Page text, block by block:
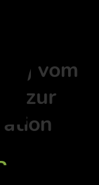
vom
zur